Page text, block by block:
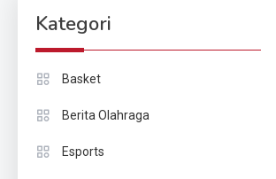
Kategori
Basket
Berita Olahraga
Esports